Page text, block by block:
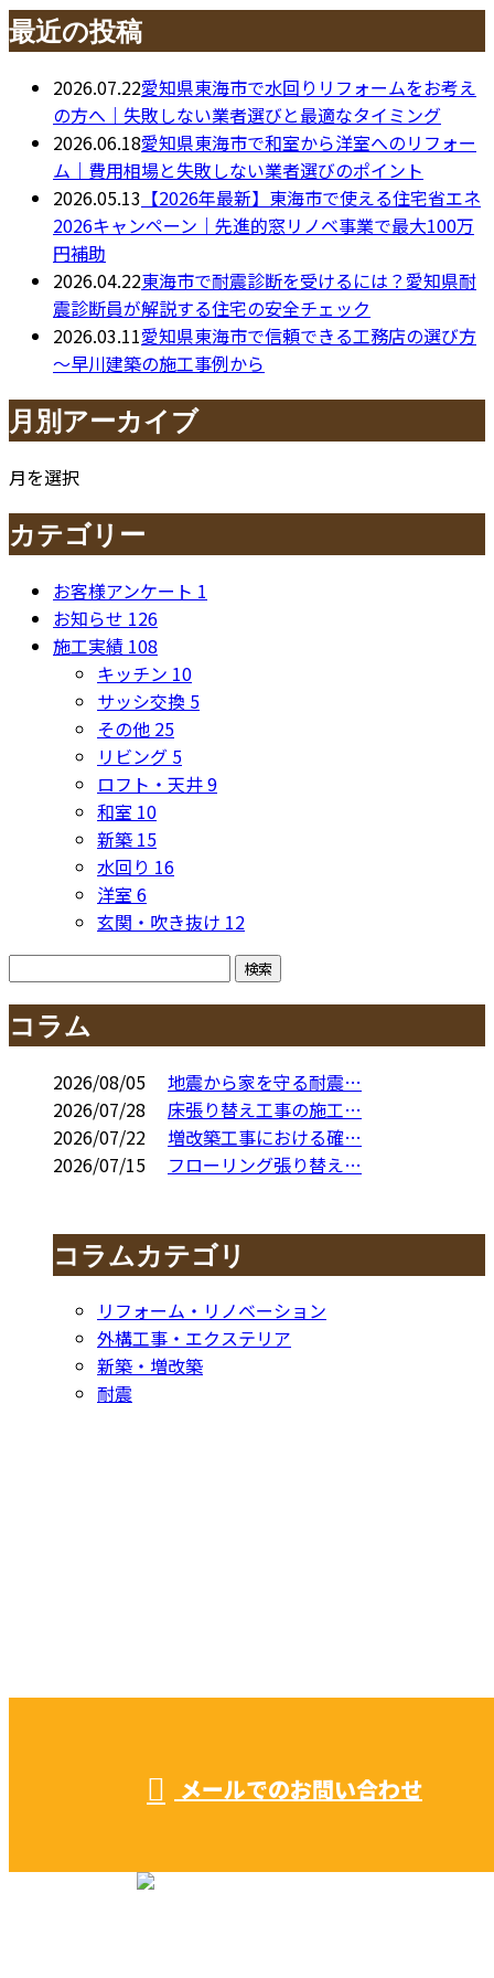
最近の投稿
2026.07.22愛知県東海市で水回りリフォームをお考え
の方へ｜失敗しない業者選びと最適なタイミング
2026.06.18愛知県東海市で和室から洋室へのリフォー
ム｜費用相場と失敗しない業者選びのポイント
2026.05.13 【2026年最新】東海市で使える住宅省エネ
2026キャンペーン｜先進的窓リノベ事業で最大100万
円補助
2026.04.22東海市で耐震診断を受けるには？愛知県耐
震診断員が解説する住宅の安全チェック
2026.03.11愛知県東海市で信頼できる工務店の選び方
～早川建築の施工事例から
月別アーカイブ
月を選択
カテゴリー
お客様アンケート 1
お知らせ 126
施工実績 108
キッチン 10
サッシ交換 5
その他 25
リビング 5
ロフト・天井9
和室 10
新築 15
水回り 16
洋室 6
玄関・吹き抜け 12
コラム
2026/08/05
地震から家を守る耐震…
2026/07/28
床張り替え工事の施工…
2026/07/22
増改築工事における確…
2026/07/15
フローリング張り替え…
コラムカテゴリ
リフォーム・リノベーション
外構工事・エクステリア
新築・増改築
耐震
メールでのお問い合わせ